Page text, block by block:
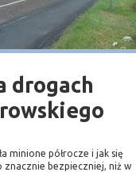
drogach
minione półrocze i jak się
znacznie bezpieczniej, niż w